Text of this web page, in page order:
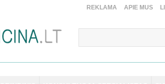
REKLAMA APIE MUS